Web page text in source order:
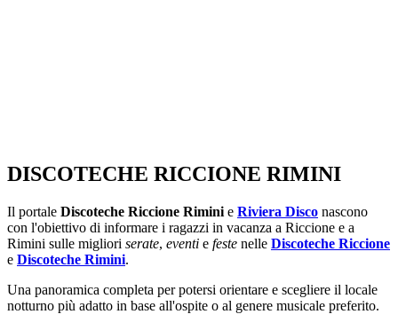
DISCOTECHE RICCIONE RIMINI
Il portale Discoteche Riccione Rimini e Riviera Disco nascono
con l'obiettivo di informare i ragazzi in vacanza a Riccione e a
Rimini sulle migliori serate, eventi e feste nelle Discoteche Riccione
e Discoteche Rimini.
Una panoramica completa per potersi orientare e scegliere il locale
notturno più adatto in base all'ospite o al genere musicale preferito.